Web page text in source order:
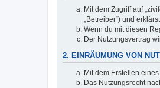
Mit dem Zugriff auf
„Betreiber“) und
Wenn du mit diesen
Der Nutzungsvertrag
2. EINRÄUMUNG VON
Mit dem Erstellen
Das Nutzungsrecht